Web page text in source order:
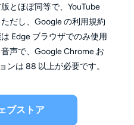
とほぼ同等で、YouTube
だし、Google の利用規約
Edge ブラウザでのみ使用
声で、Google Chrome お
ンは 88 以上が必要です。
ブストア